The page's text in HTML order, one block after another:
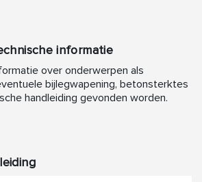
informatie
over onderwerpen als
bijlegwapening, betonsterktes
handleiding gevonden worden.